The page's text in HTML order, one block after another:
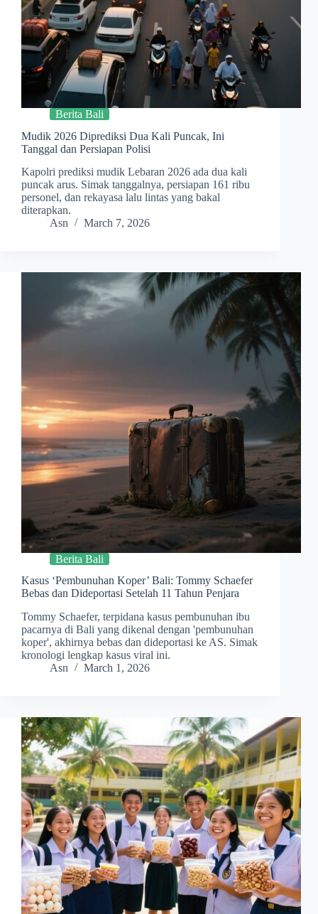
Berita Bali
Mudik 2026 Diprediksi Dua Kali Puncak, Ini
Tanggal dan Persiapan Polisi
Kapolri prediksi mudik Lebaran 2026 ada dua kali
puncak arus. Simak tanggalnya, persiapan 161 ribu
personel, dan rekayasa lalu lintas yang bakal
diterapkan.
Asn
March 7, 2026
Berita Bali
Kasus ‘Pembunuhan Koper’ Bali: Tommy Schaefer
Bebas dan Dideportasi Setelah 11 Tahun Penjara
Tommy Schaefer, terpidana kasus pembunuhan ibu
pacarnya di Bali yang dikenal dengan 'pembunuhan
koper', akhirnya bebas dan dideportasi ke AS. Simak
kronologi lengkap kasus viral ini.
Asn
March 1, 2026